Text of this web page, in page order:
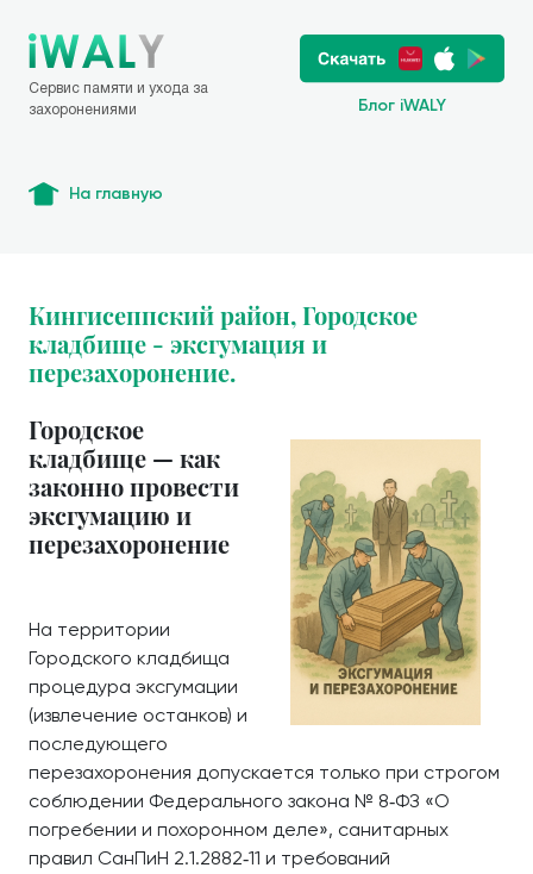
Сервис памяти и ухода за
захоронениями
Блог iWALY
На главную
Кингисеппский район, Городское
кладбище - эксгумация и
перезахоронение.
Городское
кладбище — как
законно провести
эксгумацию и
перезахоронение
На территории
Городского кладбища
процедура эксгумации
(извлечение останков) и
последующего
перезахоронения допускается только при строгом
соблюдении Федерального закона № 8‑ФЗ «О
погребении и похоронном деле», санитарных
правил СанПиН 2.1.2882‑11 и требований